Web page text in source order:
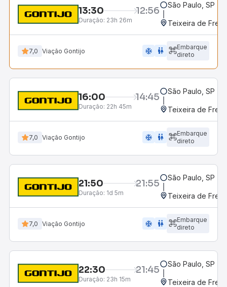
13:30 12:56
Duração: 23h 26m
São Paulo, SP -
Teixeira de
7,0 Viação Gontijo ac_unit wc
Embarque
direto
16:00 14:45
Duração: 22h 45m
São Paulo, SP -
Teixeira de
7,0 Viação Gontijo ac_unit wc
Embarque
direto
21:50 21:55
Duração: 1d 5m
São Paulo, SP -
Teixeira de
7,0 Viação Gontijo ac_unit wc
Embarque
direto
22:30 21:45
Duração: 23h 15m
São Paulo, SP -
Teixeira de